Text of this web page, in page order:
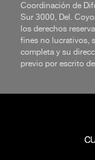
Coordinación de
Sur 3000, Del.
los derechos
fines no lucrativos,
completa y su
previo por escrito